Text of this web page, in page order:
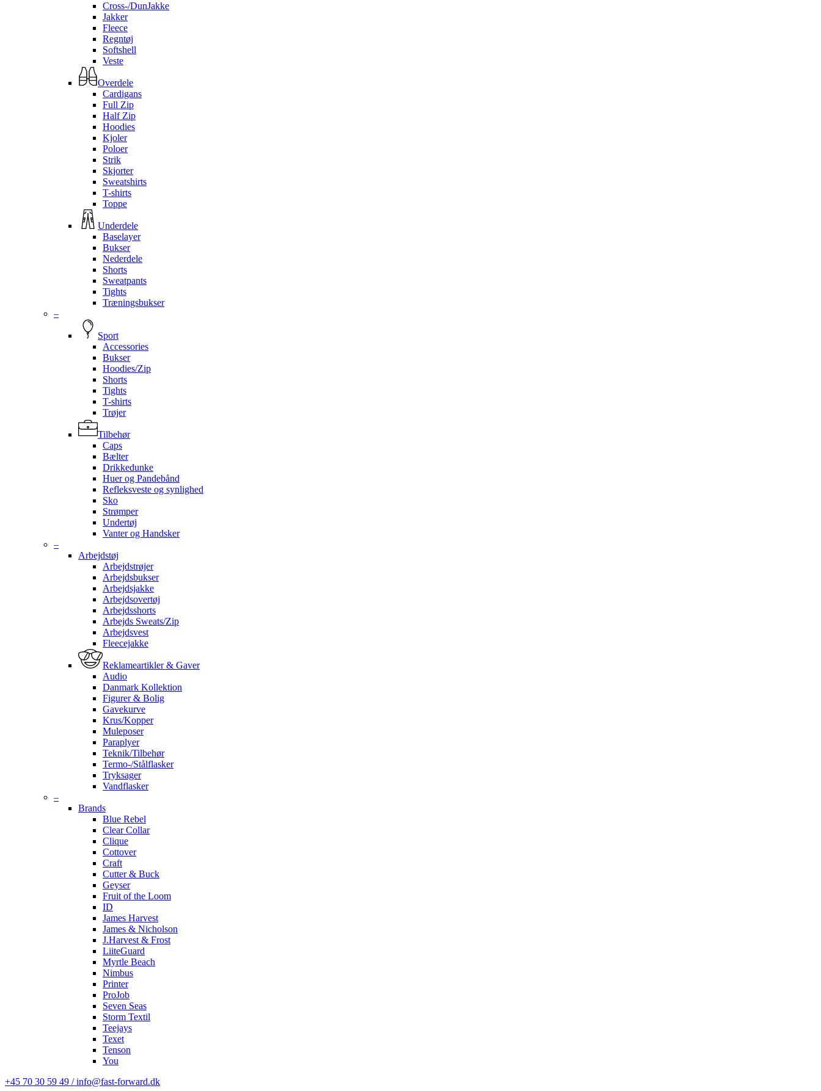
Cross-/DunJakke
Jakker
Fleece
Regntøj
Softshell
Veste
Overdele
Cardigans
Full Zip
Half Zip
Hoodies
Kjoler
Poloer
Strik
Skjorter
Sweatshirts
T-shirts
Toppe
Underdele
Baselayer
Bukser
Nederdele
Shorts
Sweatpants
Tights
Træningsbukser
–
Sport
Accessories
Bukser
Hoodies/Zip
Shorts
Tights
T-shirts
Trøjer
Tilbehør
Caps
Bælter
Drikkedunke
Huer og Pandebånd
Refleksveste og synlighed
Sko
Strømper
Undertøj
Vanter og Handsker
–
Arbejdstøj
Arbejdstrøjer
Arbejdsbukser
Arbejdsjakke
Arbejdsovertøj
Arbejdsshorts
Arbejds Sweats/Zip
Arbejdsvest
Fleecejakke
Reklameartikler & Gaver
Audio
Danmark Kollektion
Figurer & Bolig
Gavekurve
Krus/Kopper
Muleposer
Paraplyer
Teknik/Tilbehør
Termo-/Stålflasker
Tryksager
Vandflasker
–
Brands
Blue Rebel
Clear Collar
Clique
Cottover
Craft
Cutter & Buck
Geyser
Fruit of the Loom
ID
James Harvest
James & Nicholson
J.Harvest & Frost
LiiteGuard
Myrtle Beach
Nimbus
Printer
ProJob
Seven Seas
Storm Textil
Teejays
Texet
Tenson
You
+45 70 30 59 49 / info@fast-forward.dk